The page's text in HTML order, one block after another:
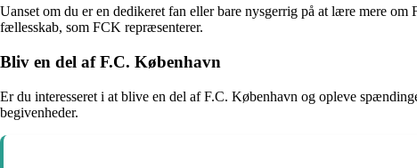
Uanset om du er en dedikeret fan eller bare nysgerrig på at lære mere
fællesskab, som FCK repræsenterer.
Bliv en del af F.C. København
Er du interesseret i at blive en del af F.C. København og opleve
begivenheder.